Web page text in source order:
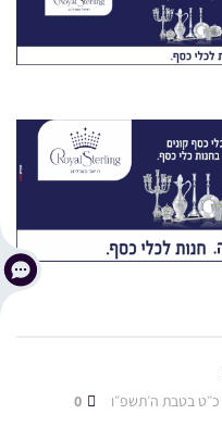
כ״ט בטבת ה׳תשפ״ו